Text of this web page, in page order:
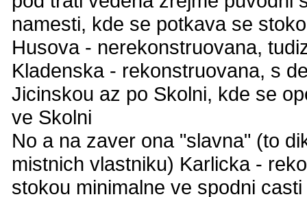
namesti, kde se potkava se
Husova - nerekonstruovana,
Kladenska - rekonstruovana, s
Jicinskou az po Skolni, kde se
ve Skolni
No a na zaver ona "slavna" (to
mistnich vlastniku) Karlicka -
stokou minimalne ve spodni